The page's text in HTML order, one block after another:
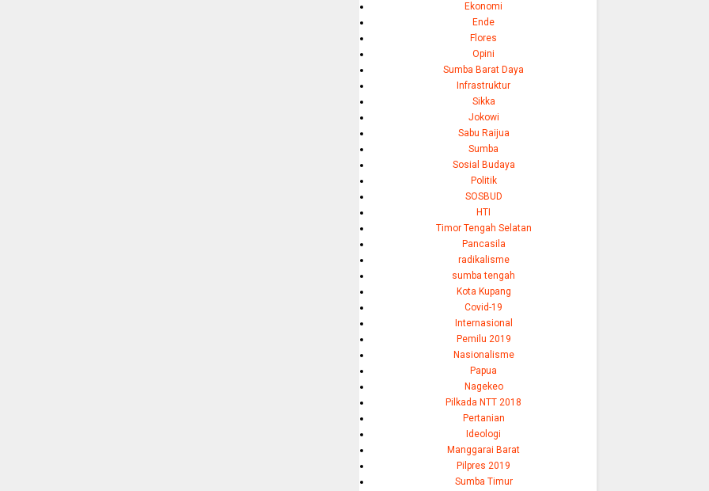
Ekonomi
Ende
Flores
Opini
Sumba Barat Daya
Infrastruktur
Sikka
Jokowi
Sabu Raijua
Sumba
Sosial Budaya
Politik
SOSBUD
HTI
Timor Tengah Selatan
Pancasila
radikalisme
sumba tengah
Kota Kupang
Covid-19
Internasional
Pemilu 2019
Nasionalisme
Papua
Nagekeo
Pilkada NTT 2018
Pertanian
Ideologi
Manggarai Barat
Pilpres 2019
Sumba Timur